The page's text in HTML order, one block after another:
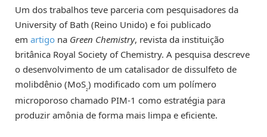
Um dos trabalhos teve parceria com pesquisadores da
University of Bath (Reino Unido) e foi publicado
em artigo na Green Chemistry, revista da instituição
britânica Royal Society of Chemistry. A pesquisa descreve
o desenvolvimento de um catalisador de dissulfeto de
molibdênio (MoS₂) modificado com um polímero
microporoso chamado PIM-1 como estratégia para
produzir amônia de forma mais limpa e eficiente.